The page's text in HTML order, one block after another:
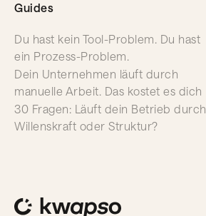
Guides
Du hast kein Tool-Problem. Du hast
ein Prozess-Problem.
Dein Unternehmen läuft durch
manuelle Arbeit. Das kostet es dich
30 Fragen: Läuft dein Betrieb durch
Willenskraft oder Struktur?